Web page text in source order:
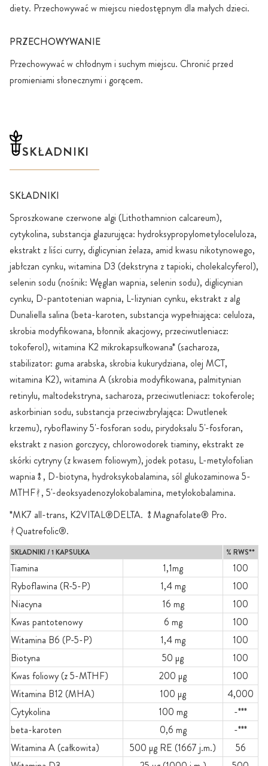
diety. Przechowywać w miejscu niedostępnym dla małych dzieci.
PRZECHOWYWANIE
Przechowywać w chłodnym i suchym miejscu. Chronić przed
promieniami słonecznymi i gorącem.
SKŁADNIKI
SKŁADNIKI
Sproszkowane czerwone algi (Lithothamnion calcareum),
cytykolina, substancja glazurująca: hydroksypropylometyloceluloza,
ekstrakt z liści curry, diglicynian żelaza, amid kwasu nikotynowego,
jabłczan cynku, witamina D3 (dekstryna z tapioki, cholekalcyferol),
selenin sodu (nośnik: Węglan wapnia, selenin sodu), diglicynian
cynku, D-pantotenian wapnia, L-lizynian cynku, ekstrakt z alg
Dunaliella salina (beta-karoten, substancja wypełniająca: celuloza,
skrobia modyfikowana, błonnik akacjowy, przeciwutleniacz:
tokoferol), witamina K2 mikrokapsułkowana* (sacharoza,
stabilizator: guma arabska, skrobia kukurydziana, olej MCT,
witamina K2), witamina A (skrobia modyfikowana, palmitynian
retinylu, maltodekstryna, sacharoza, przeciwutleniacz: tokoferole;
askorbinian sodu, substancja przeciwzbrylająca: Dwutlenek
krzemu), ryboflawiny 5'-fosforan sodu, pirydoksalu 5'-fosforan,
ekstrakt z nasion gorczycy, chlorowodorek tiaminy, ekstrakt ze
skórki cytryny (z kwasem foliowym), jodek potasu, L-metylofolian
wapnia⥉, D-biotyna, hydroksykobalamina, sól glukozaminowa 5-
MTHFᚯ, 5'-deoksyadenozylokobalamina, metylokobalamina.
*MK7 all-trans, K2VITAL®DELTA. ⥉Magnafolate® Pro.
ᚯQuatrefolic®.
SKŁADNIKI / 1 KAPSUŁKA % RWS**
Tiamina 1,1mg
100
Ryboflawina (R-5-P)
1,4 mg
100
Niacyna
16 mg
100
Kwas pantotenowy
6 mg
100
Witamina B6 (P-5-P)
1,4 mg
100
Biotyna
50 µg
100
Kwas foliowy (z 5-MTHF)
200 µg
100
Witamina B12 (MHA)
100 µg
4,000
Cytykolina
100 mg
-***
beta-karoten
0,6 mg
-***
Witamina A (całkowita)
500 µg RE (1667 j.m.)
56